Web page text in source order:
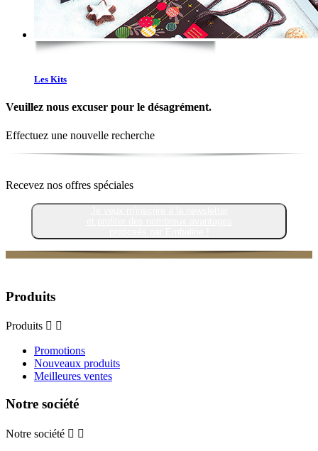
Les Kits
Veuillez nous excuser pour le désagrément.
Effectuez une nouvelle recherche
Recevez nos offres spéciales
Produits
Produits  
Promotions
Nouveaux produits
Meilleures ventes
Notre société
Notre société  